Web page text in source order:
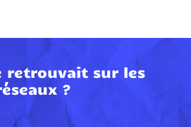
retrouvait sur les
?